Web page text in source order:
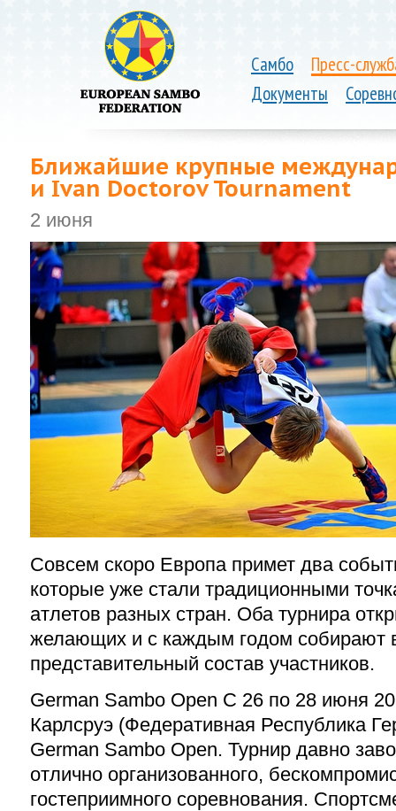
Самбо
Пресс-
Документы
Ближайшие крупные
и Ivan Doctorov Tournament
2 июня
Совсем скоро Европа примет два
которые уже стали традиционными
атлетов разных стран. Оба турнира
желающих и с каждым годом собирают
представительный состав участников.
German Sambo Open С 26 по 28 июня
Карлсруэ (Федеративная Республика
German Sambo Open. Турнир давно
отлично организованного,
гостеприимного соревнования.